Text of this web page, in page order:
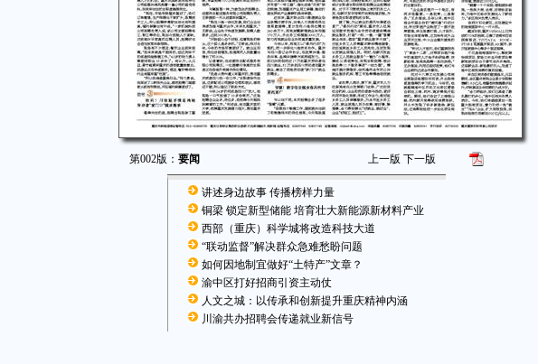
第002版： 要闻 上一版 下一版
讲述身边故事 传播榜样力量
铜梁 锁定新型储能 培育壮大新能源新材料产业
西部（重庆）科学城将改造科技大道
“联动监督”解决群众急难愁盼问题
如何因地制宜做好“土特产”文章？
渝中区打好招商引资主动仗
人文之城：以传承和创新提升重庆精神内涵
川渝共办招聘会传递就业新信号